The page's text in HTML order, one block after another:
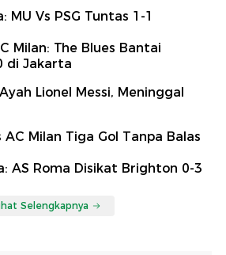
MU Vs PSG Tuntas 1-1
Milan: The Blues Bantai
di Jakarta
Lionel Messi, Meninggal
AC Milan Tiga Gol Tanpa Balas
AS Roma Disikat Brighton 0-3
Selengkapnya